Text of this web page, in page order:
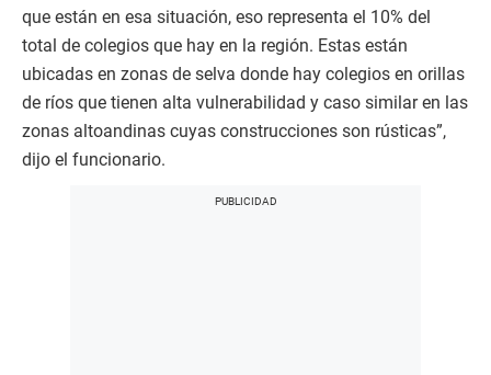
que están en esa situación, eso representa el 10% del
total de colegios que hay en la región. Estas están
ubicadas en zonas de selva donde hay colegios en orillas
de ríos que tienen alta vulnerabilidad y caso similar en las
zonas altoandinas cuyas construcciones son rústicas”,
dijo el funcionario.